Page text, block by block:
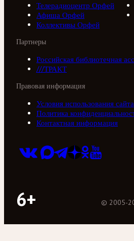
Телерадиоцентр Орфей
Афиша Орфей
Коллективы Орфей
Партнеры
Российская библиотечная
///ТРАКТ
Правовая информация
Условия использования сайта
Политика
Контактная информация
6+ © 2005-